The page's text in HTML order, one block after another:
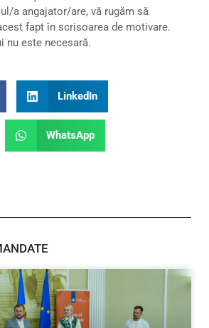
a angajator/are, vă rugăm să
fapt în scrisoarea de motivare.
nu este necesară.
LinkedIn
WhatsApp